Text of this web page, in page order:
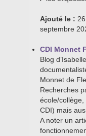
Ajouté le :
septembre
CDI Monnet
Blog
Monnet de
Recherches
école/
CDI) mais
A noter un